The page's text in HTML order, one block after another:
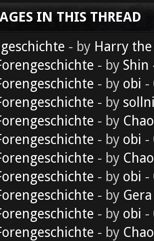
IN THIS THREAD
- by Harry
- by Shin
- by obi -
- by
- by
- by obi -
- by
- by obi -
- by Gera
- by obi -
- by